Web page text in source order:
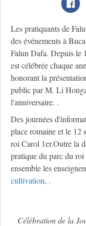
Les pratiquants de
des événements à
Falun Dafa. Depuis le
est célébrée chaque
honorant la
public par M. Li
l'anniversaire. .
Des journées
place romaine et le 12
roi Carol 1er.Outre la
pratique du parc du
ensemble les
cultivation, .
Célébration de la